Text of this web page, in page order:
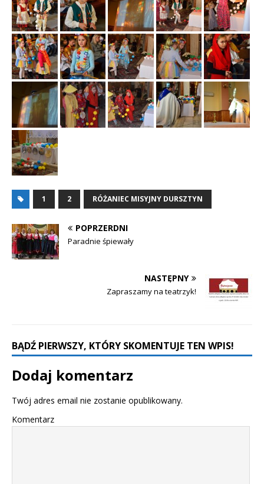
1 2 RÓŻANIEC MISYJNY DURSZTYN
POPRZERDNI
Paradnie śpiewały
NASTĘPNY
Zapraszamy na teatrzyk!
BĄDŹ PIERWSZY, KTÓRY SKOMENTUJE TEN WPIS!
Dodaj komentarz
Twój adres email nie zostanie opublikowany.
Komentarz